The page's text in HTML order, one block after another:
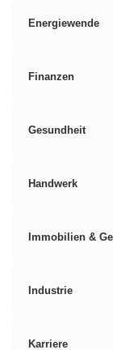
Energiewende
Finanzen
Gesundheit
Handwerk
Immobilien &
Industrie
Karriere